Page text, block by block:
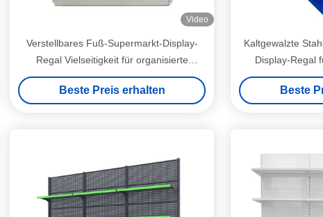
Video
Verstellbares Fuß-Supermarkt-Display-
Regal Vielseitigkeit für organisierte
Einzelhandelsräume
Beste Preis erhalten
Kaltgewalzte
Display-Regal
Anzeige von
Beste